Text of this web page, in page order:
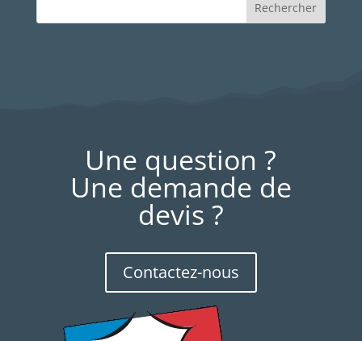
Une question ?
Une demande de
devis ?
Contactez-nous